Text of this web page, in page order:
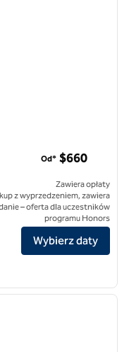
Rangali Island
Od* $660
Zawiera opłaty
z wyprzedzeniem, zawiera
– oferta dla uczestników
programu Honors
Wybierz daty